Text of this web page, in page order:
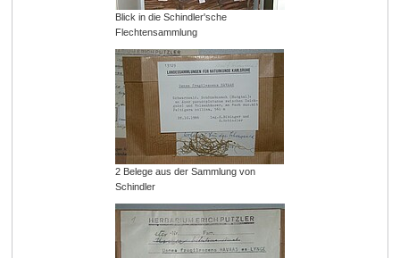
Blick in die Schindler'sche
Flechtensammlung
2 Belege aus der Sammlung von
Schindler